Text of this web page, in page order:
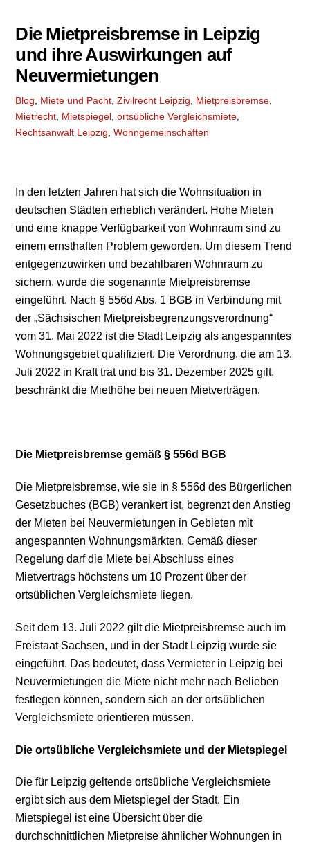
Die Mietpreisbremse in Leipzig
und ihre Auswirkungen auf
Neuvermietungen
Blog, Miete und Pacht,Zivilrecht Leipzig, Mietpreisbremse,
Mietrecht, Mietspiegel,ortsübliche Vergleichsmiete,
Rechtsanwalt Leipzig,Wohngemeinschaften
In den letzten Jahren hat sich die Wohnsituation in
deutschen Städten erheblich verändert. Hohe Mieten
und eine knappe Verfügbarkeit von Wohnraum sind zu
einem ernsthaften Problem geworden. Um diesem Trend
entgegenzuwirken und bezahlbaren Wohnraum zu
sichern, wurde die sogenannte Mietpreisbremse
eingeführt. Nach § 556d Abs. 1 BGB in Verbindung mit
der „Sächsischen Mietpreisbegrenzungsverordnung“
vom 31. Mai 2022 ist die Stadt Leipzig als angespanntes
Wohnungsgebiet qualifiziert. Die Verordnung, die am 13.
Juli 2022 in Kraft trat und bis 31. Dezember 2025 gilt,
beschränkt die Miethöhe bei neuen Mietverträgen.
Die Mietpreisbremse gemäß § 556d BGB
Die Mietpreisbremse, wie sie in § 556d des Bürgerlichen
Gesetzbuches (BGB) verankert ist, begrenzt den Anstieg
der Mieten bei Neuvermietungen in Gebieten mit
angespannten Wohnungsmärkten. Gemäß dieser
Regelung darf die Miete bei Abschluss eines
Mietvertrags höchstens um 10 Prozent über der
ortsüblichen Vergleichsmiete liegen.
Seit dem 13. Juli 2022 gilt die Mietpreisbremse auch im
Freistaat Sachsen, und in der Stadt Leipzig wurde sie
eingeführt. Das bedeutet, dass Vermieter in Leipzig bei
Neuvermietungen die Miete nicht mehr nach Belieben
festlegen können, sondern sich an der ortsüblichen
Vergleichsmiete orientieren müssen.
Die ortsübliche Vergleichsmiete und der Mietspiegel
Die für Leipzig geltende ortsübliche Vergleichsmiete
ergibt sich aus dem Mietspiegel der Stadt. Ein
Mietspiegel ist eine Übersicht über die
durchschnittlichen Mietpreise ähnlicher Wohnungen in